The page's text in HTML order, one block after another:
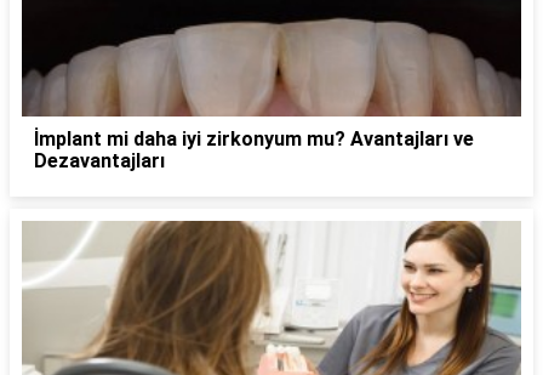
İmplant mi daha iyi zirkonyum mu? Avantajları ve
Dezavantajları